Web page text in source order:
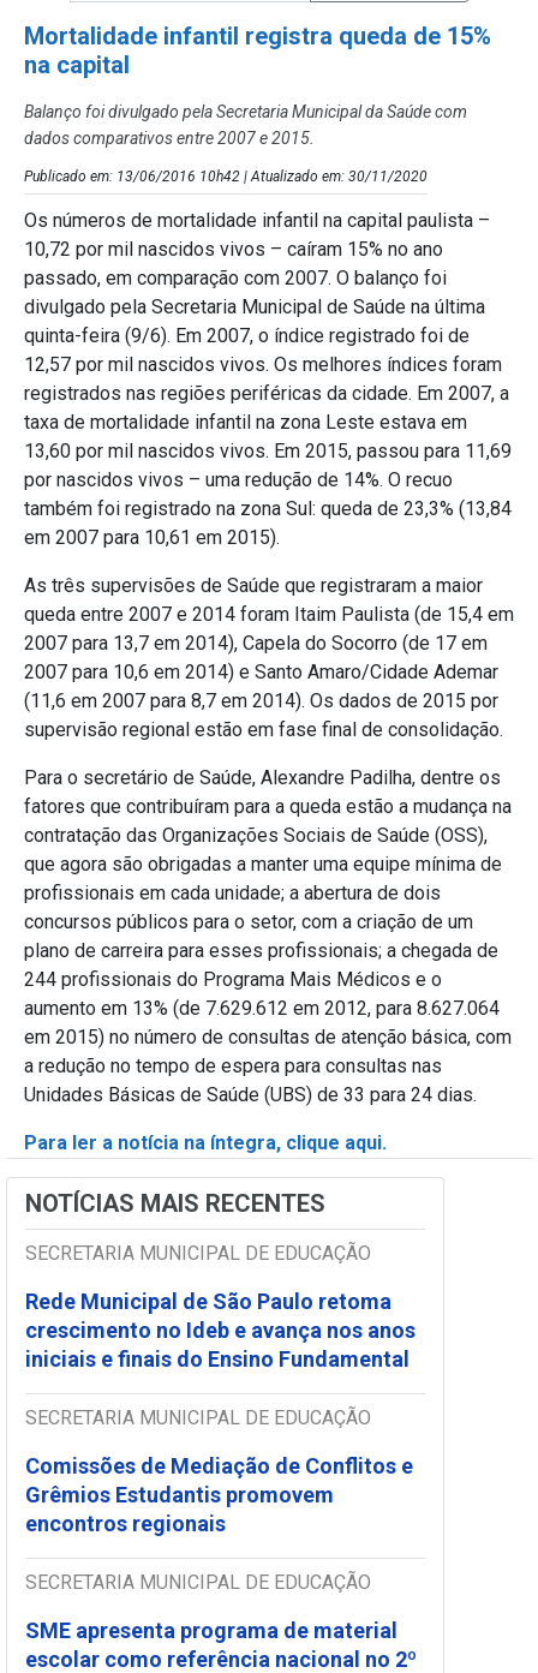
Mortalidade infantil registra queda de 15%
na capital
Balanço foi divulgado pela Secretaria Municipal da Saúde com
dados comparativos entre 2007 e 2015.
Publicado em: 13/06/2016 10h42 | Atualizado em: 30/11/2020
Os números de mortalidade infantil na capital paulista –
10,72 por mil nascidos vivos – caíram 15% no ano
passado, em comparação com 2007. O balanço foi
divulgado pela Secretaria Municipal de Saúde na última
quinta-feira (9/6). Em 2007, o índice registrado foi de
12,57 por mil nascidos vivos. Os melhores índices foram
registrados nas regiões periféricas da cidade. Em 2007, a
taxa de mortalidade infantil na zona Leste estava em
13,60 por mil nascidos vivos. Em 2015, passou para 11,69
por nascidos vivos – uma redução de 14%. O recuo
também foi registrado na zona Sul: queda de 23,3% (13,84
em 2007 para 10,61 em 2015).
As três supervisões de Saúde que registraram a maior
queda entre 2007 e 2014 foram Itaim Paulista (de 15,4 em
2007 para 13,7 em 2014), Capela do Socorro (de 17 em
2007 para 10,6 em 2014) e Santo Amaro/Cidade Ademar
(11,6 em 2007 para 8,7 em 2014). Os dados de 2015 por
supervisão regional estão em fase final de consolidação.
Para o secretário de Saúde, Alexandre Padilha, dentre os
fatores que contribuíram para a queda estão a mudança na
contratação das Organizações Sociais de Saúde (OSS),
que agora são obrigadas a manter uma equipe mínima de
profissionais em cada unidade; a abertura de dois
concursos públicos para o setor, com a criação de um
plano de carreira para esses profissionais; a chegada de
244 profissionais do Programa Mais Médicos e o
aumento em 13% (de 7.629.612 em 2012, para 8.627.064
em 2015) no número de consultas de atenção básica, com
a redução no tempo de espera para consultas nas
Unidades Básicas de Saúde (UBS) de 33 para 24 dias.
Para ler a notícia na íntegra, clique aqui.
NOTÍCIAS MAIS RECENTES
SECRETARIA MUNICIPAL DE EDUCAÇÃO
Rede Municipal de São Paulo retoma
crescimento no Ideb e avança nos anos
iniciais e finais do Ensino Fundamental
SECRETARIA MUNICIPAL DE EDUCAÇÃO
Comissões de Mediação de Conflitos e
Grêmios Estudantis promovem
encontros regionais
SECRETARIA MUNICIPAL DE EDUCAÇÃO
SME apresenta programa de material
escolar como referência nacional no 2º